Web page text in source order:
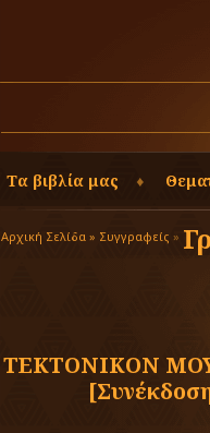
Τα βιβλία μας
Αρχική Σελίδα » Συγγραφείς »
ΤΕΚΤΟΝΙΚΟΝ